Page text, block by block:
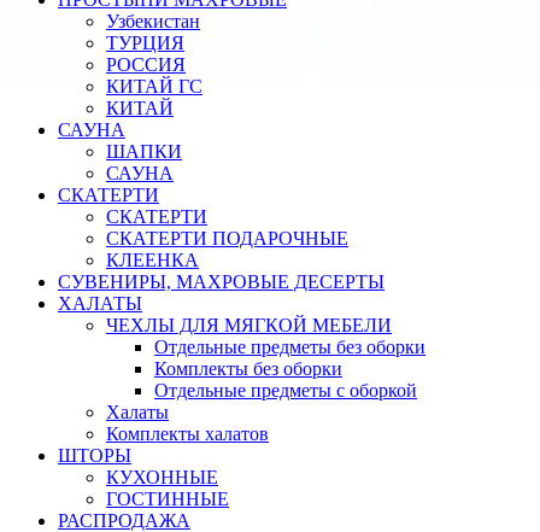
Узбекистан
ТУРЦИЯ
РОССИЯ
КИТАЙ ГС
КИТАЙ
САУНА
ШАПКИ
САУНА
СКАТЕРТИ
СКАТЕРТИ
СКАТЕРТИ ПОДАРОЧНЫЕ
КЛЕЕНКА
СУВЕНИРЫ, МАХРОВЫЕ ДЕСЕРТЫ
ХАЛАТЫ
ЧЕХЛЫ ДЛЯ МЯГКОЙ МЕБЕЛИ
Отдельные предметы без оборки
Комплекты без оборки
Отдельные предметы с оборкой
Халаты
Комплекты халатов
ШТОРЫ
КУХОННЫЕ
ГОСТИННЫЕ
РАСПРОДАЖА